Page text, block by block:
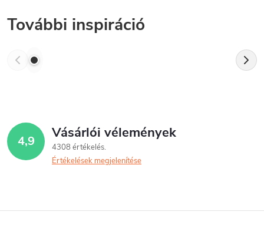
További inspiráció
4,9 Vásárlói vélemények
4308 értékelés
Értékelések megjelenítése